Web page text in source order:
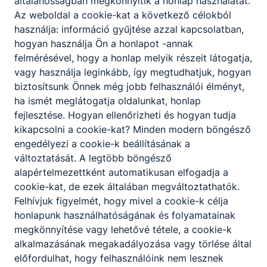
volna kifejezni.
A 20 év e téren is hozott változásokat. Az első
egyenruha a fehér blúz, fekete szoknya, zöld sál,
a fiúknak sötét öltöny, zöld nyakkendő volt.
A második, a zöld galléros matrózblúz, nem vált
be – egyrészt a gallér színe ellen emeltek kifogást
a diákok, később az anyaga ellen is, így most
a harmadik egyenruha érvényes: a kék galléros
matrózblúz. A diákönkormányzat
az egyenruhán kívül egyéb kérdésekben is hallatta
hangját. Örültünk ennek, mert
így valóban közösen alakítottuk ki az iskolai élet
formai és tartalmi elemeit, szabályait. A tanórán
kívüli foglalkozások közül ki kell emelni
a színjátszó kört és az ifjúsági klubot, a 90-es
évek végén önképzőkör is
működött. Munkájuk nyomán fotókiállításokat
rendeztünk, iskolaújságot adtunk ki,
Az weboldal a cookie-kat a következő célokból
használja: információ gyűjtése azzal kapcsolatban,
hogyan használja Ön a honlapot -annak
felmérésével, hogy a honlap melyik részeit látogatja,
vagy használja leginkább, így megtudhatjuk, hogyan
biztosítsunk Önnek még jobb felhasználói élményt,
ha ismét meglátogatja oldalunkat, honlap
fejlesztése. Hogyan ellenőrizheti és hogyan tudja
kikapcsolni a cookie-kat? Minden modern böngésző
engedélyezi a cookie-k beállításának a
változtatását. A legtöbb böngésző
alapértelmezettként automatikusan elfogadja a
cookie-kat, de ezek általában megváltoztathatók.
Felhívjuk figyelmét, hogy mivel a cookie-k célja
honlapunk használhatóságának és folyamatainak
megkönnyítése vagy lehetővé tétele, a cookie-k
alkalmazásának megakadályozása vagy törlése által
előfordulhat, hogy felhasználóink nem lesznek